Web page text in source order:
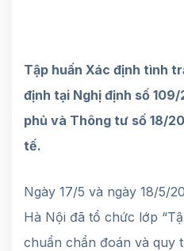
Tập huấn Xác định tình
định tại Nghị định số
phủ và Thông tư số 18/
tế.
Ngày 17/5 và ngày 18/5/
Hà Nội đã tổ chức lớp
chuẩn chẩn đoán và quy